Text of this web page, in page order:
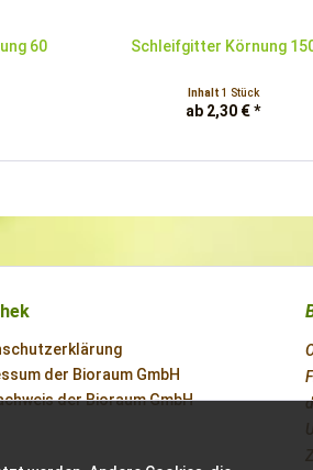
60 Schleifgitter Körnung
Inhalt 1 Stück
ab 2,30 € *
der Bioraum GmbH
der Bioraum GmbH